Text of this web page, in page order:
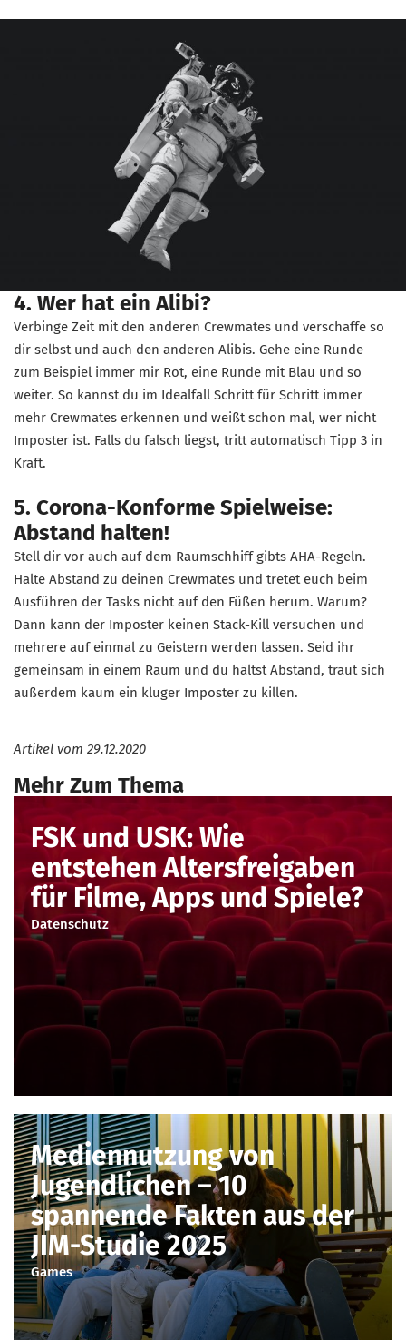
4. Wer hat ein Alibi?
Verbinge Zeit mit den anderen Crewmates und verschaffe so
dir selbst und auch den anderen Alibis. Gehe eine Runde
zum Beispiel immer mir Rot, eine Runde mit Blau und so
weiter. So kannst du im Idealfall Schritt für Schritt immer
mehr Crewmates erkennen und weißt schon mal, wer nicht
Imposter ist. Falls du falsch liegst, tritt automatisch Tipp 3 in
Kraft.
5. Corona-Konforme Spielweise:
Abstand halten!
Stell dir vor auch auf dem Raumschhiff gibts AHA-Regeln.
Halte Abstand zu deinen Crewmates und tretet euch beim
Ausführen der Tasks nicht auf den Füßen herum. Warum?
Dann kann der Imposter keinen Stack-Kill versuchen und
mehrere auf einmal zu Geistern werden lassen. Seid ihr
gemeinsam in einem Raum und du hältst Abstand, traut sich
außerdem kaum ein kluger Imposter zu killen.
Artikel vom 29.12.2020
Mehr Zum Thema
FSK und USK: Wie
entstehen Altersfreigaben
für Filme, Apps und Spiele?
Datenschutz
Mediennutzung von
Jugendlichen – 10
spannende Fakten aus der
JIM-Studie 2025
Games